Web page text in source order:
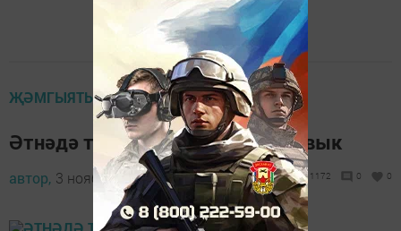
ҖӘМГЫЯТЬ
Әтнәдә томан, буран һәм бозлавык
автор, 3 ноябрь 2016 - 12:17 1172 0 0